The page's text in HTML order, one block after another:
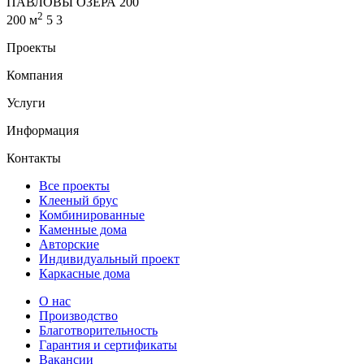
200 м2 5 3
Проекты
Компания
Услуги
Информация
Контакты
Все проекты
Клееный брус
Комбинированные
Каменные дома
Авторские
Индивидуальный проект
Каркасные дома
О нас
Производство
Благотворительность
Гарантия и сертификаты
Вакансии